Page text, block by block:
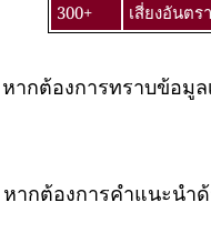
300+
เสี่ยงอันตร
หากต้องการทราบข้อมู
หากต้องการคำแนะนำ